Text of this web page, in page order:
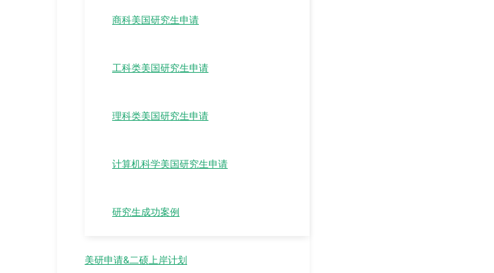
商科美国研究生申请
工科类美国研究生申请
理科类美国研究生申请
计算机科学美国研究生申请
研究生成功案例
美研申请&二硕上岸计划